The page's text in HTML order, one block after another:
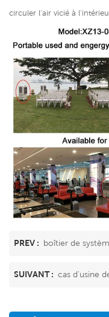
circuler l'air vicié à
PREV : boîtier de
SUIVANT : cas d'usine